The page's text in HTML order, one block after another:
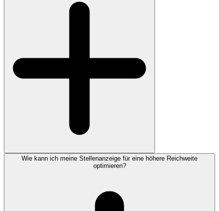
Wie kann ich meine Stellenanzeige für eine höhere Reichweite
optimieren?